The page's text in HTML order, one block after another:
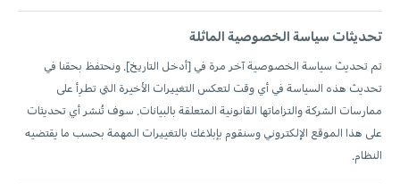
تحديثات سياسة الخصوصية الماثلة
تم تحديث سياسة الخصوصية آخر مرة في [أدخل التاريخ]. ونحتفظ بحقنا في
تحديث هذه السياسة في أي وقت لتعكس التغييرات الأخيرة التي تطرِأ على
ممارسات الشركة والتزاماتها القانونية المتعلقة بالبيانات. سوف تُنشر أي تحديثات
على هذا الموقع الإلكتروني وسنقوم بإبلاغك بالتغييرات المهمة بحسب ما يقتضيه
النظام.